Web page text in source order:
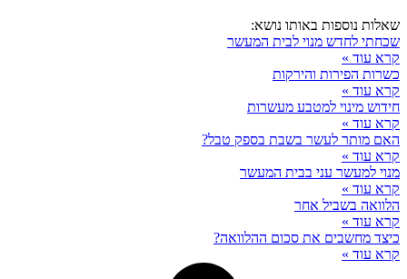
שאלות נוספות באותו נושא:
שכחתי לחדש מנוי לבית המעשר
קרא עוד »
כשרות הפירות והירקות
קרא עוד »
חידוש מינוי למטבע מעשרות
קרא עוד »
האם מותר לעשר בשבת בספק טבל?
קרא עוד »
מנוי למעשר עני בבית המעשר
קרא עוד »
הלוואה בשביל אחר
קרא עוד »
כיצד מחשבים את סכום ההלוואה?
קרא עוד »